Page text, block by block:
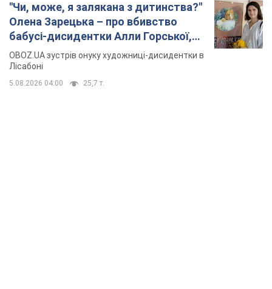
"Чи, може, я залякана з дитинства?"
Олена Зарецька – про вбивство
бабусі-дисидентки Алли Горської,
критику Дмитра Стуса та втечу в
Португалію з 5 дітьми
OBOZ.UA зустрів онуку художниці-дисидентки в
Лісабоні
5.08.2026 04:00 25,7 т.